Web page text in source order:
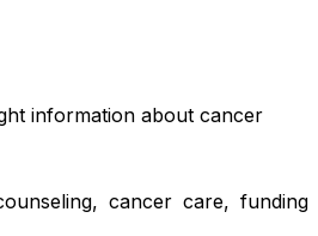
information about cancer
cancer care, funding